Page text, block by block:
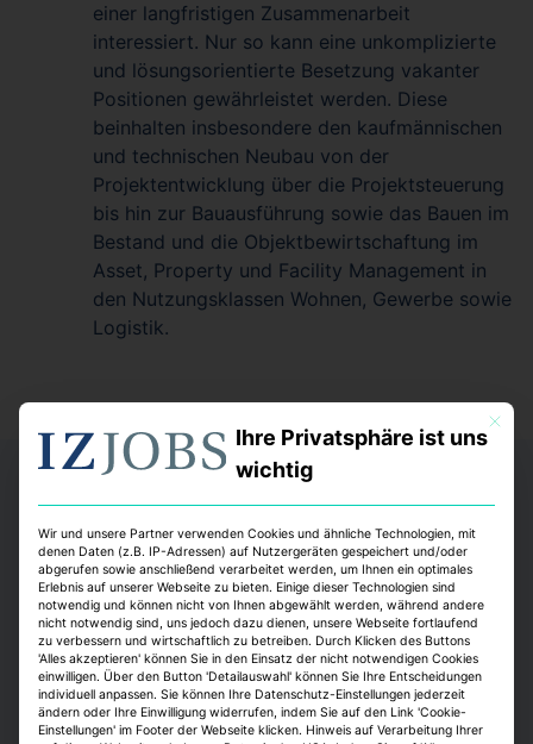
einer langfristigen Zusammenarbeit
interessiert. Nur so kann eine unkomplizierte
und lösungsorientierte Besetzung vakanter
Positionen gewährleistet werden. Diese
beinhalten insbesondere den kaufmännischen
und technischen Neubau von der
Projektentwicklung über die Projektsteuerung
bis hin zur Bauausführung sowie das Bauen im
Bestand und die Objektbewirtschaftung im
Asset, Property und Facility Management in
den Nutzungsklassen Wohnen, Gewerbe sowie
Logistik.
Wen wir suchen
Zu unseren Kernkompetenzen gehören jede Art von
Funktionen auf allen Hierarchiestufen innerhalb der
Immobilienwirtschaft, sowohl kaufmännisch als auch
Mit
Ihre Privatsphäre ist uns
wichtig
Wir und unsere Partner verwenden Cookies und ähnliche Technologien, mit
denen Daten (z.B. IP-Adressen) auf Nutzergeräten gespeichert und/oder
abgerufen sowie anschließend verarbeitet werden, um Ihnen ein optimales
Erlebnis auf unserer Webseite zu bieten. Einige dieser Technologien sind
notwendig und können nicht von Ihnen abgewählt werden, während andere
nicht notwendig sind, uns jedoch dazu dienen, unsere Webseite fortlaufend
zu verbessern und wirtschaftlich zu betreiben. Durch Klicken des Buttons
'Alles akzeptieren' können Sie in den Einsatz der nicht notwendigen Cookies
einwilligen. Über den Button 'Detailauswahl' können Sie Ihre Entscheidungen
individuell anpassen. Sie können Ihre Datenschutz-Einstellungen jederzeit
ändern oder Ihre Einwilligung widerrufen, indem Sie auf den Link 'Cookie-
Einstellungen' im Footer der Webseite klicken. Hinweis auf Verarbeitung Ihrer